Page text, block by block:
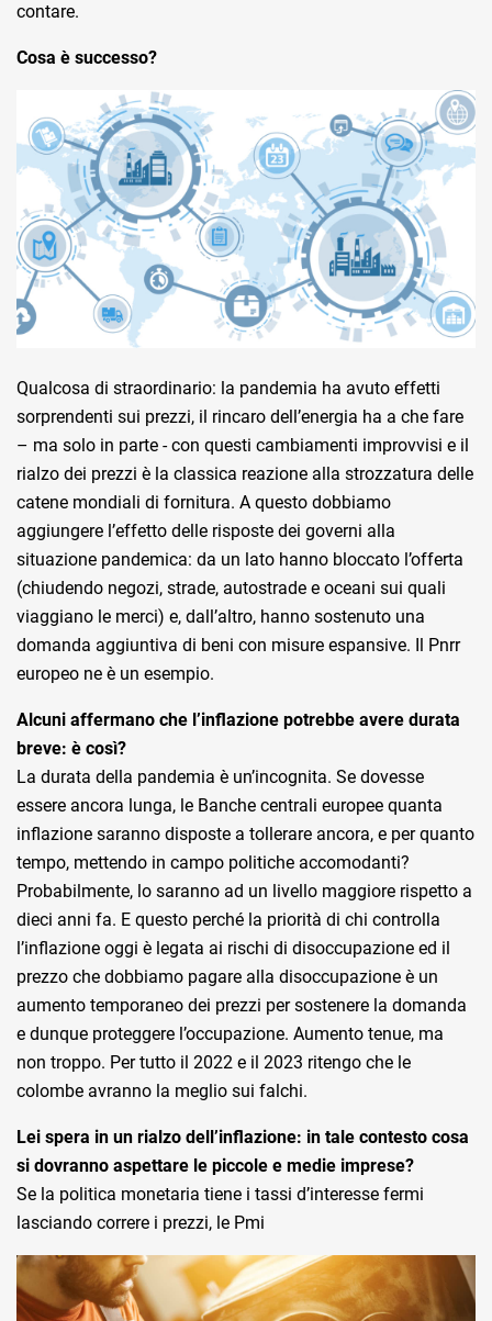
contare.
Cosa è successo?
Qualcosa di straordinario: la pandemia ha avuto effetti
sorprendenti sui prezzi, il rincaro dell’energia ha a che fare
– ma solo in parte - con questi cambiamenti improvvisi e il
rialzo dei prezzi è la classica reazione alla strozzatura delle
catene mondiali di fornitura. A questo dobbiamo
aggiungere l’effetto delle risposte dei governi alla
situazione pandemica: da un lato hanno bloccato l’offerta
(chiudendo negozi, strade, autostrade e oceani sui quali
viaggiano le merci) e, dall’altro, hanno sostenuto una
domanda aggiuntiva di beni con misure espansive. Il Pnrr
europeo ne è un esempio.
Alcuni affermano che l’inflazione potrebbe avere durata
breve: è così?
La durata della pandemia è un’incognita. Se dovesse
essere ancora lunga, le Banche centrali europee quanta
inflazione saranno disposte a tollerare ancora, e per quanto
tempo, mettendo in campo politiche accomodanti?
Probabilmente, lo saranno ad un livello maggiore rispetto a
dieci anni fa. E questo perché la priorità di chi controlla
l’inflazione oggi è legata ai rischi di disoccupazione ed il
prezzo che dobbiamo pagare alla disoccupazione è un
aumento temporaneo dei prezzi per sostenere la domanda
e dunque proteggere l’occupazione. Aumento tenue, ma
non troppo. Per tutto il 2022 e il 2023 ritengo che le
colombe avranno la meglio sui falchi.
Lei spera in un rialzo dell’inflazione: in tale contesto cosa
si dovranno aspettare le piccole e medie imprese?
Se la politica monetaria tiene i tassi d’interesse fermi
lasciando correre i prezzi, le Pmi